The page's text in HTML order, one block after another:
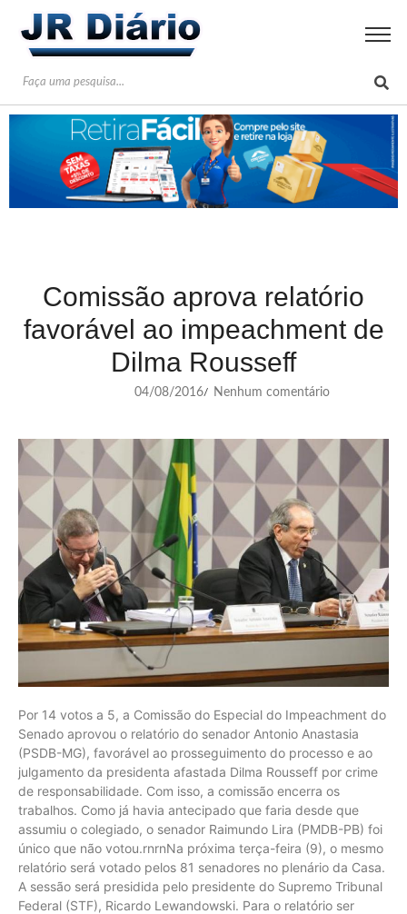
Comissão aprova relatório
favorável ao impeachment de
Dilma Rousseff
04/08/2016/ Nenhum comentário
Por 14 votos a 5, a Comissão do Especial do Impeachment do
Senado aprovou o relatório do senador Antonio Anastasia
(PSDB-MG), favorável ao prosseguimento do processo e ao
julgamento da presidenta afastada Dilma Rousseff por crime
de responsabilidade. Com isso, a comissão encerra os
trabalhos. Como já havia antecipado que faria desde que
assumiu o colegiado, o senador Raimundo Lira (PMDB-PB) foi
único que não votou.rnrnNa próxima terça-feira (9), o mesmo
relatório será votado pelos 81 senadores no plenário da Casa.
A sessão será presidida pelo presidente do Supremo Tribunal
Federal (STF), Ricardo Lewandowski. Para o relatório ser